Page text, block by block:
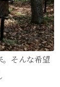
。そんな希望